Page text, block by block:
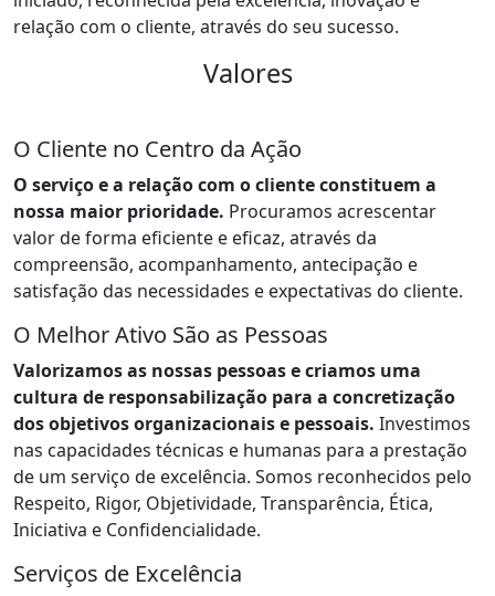
relação com o cliente, através do seu sucesso.
Valores
O Cliente no Centro da Ação
O serviço e a relação com o cliente constituem a
nossa maior prioridade. Procuramos acrescentar
valor de forma eficiente e eficaz, através da
compreensão, acompanhamento, antecipação e
satisfação das necessidades e expectativas do cliente.
O Melhor Ativo São as Pessoas
Valorizamos as nossas pessoas e criamos uma
cultura de responsabilização para a concretização
dos objetivos organizacionais e pessoais. Investimos
nas capacidades técnicas e humanas para a prestação
de um serviço de excelência. Somos reconhecidos pelo
Respeito, Rigor, Objetividade, Transparência, Ética,
Iniciativa e Confidencialidade.
Serviços de Excelência